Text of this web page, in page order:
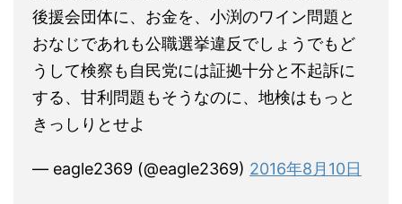
後援会団体に、お金を、小渕のワイン問題と
おなじであれも公職選挙違反でしょうでもど
うして検察も自民党には証拠十分と不起訴に
する、甘利問題もそうなのに、地検はもっと
きっしりとせよ
— eagle2369 (@eagle2369) 2016年8月10日